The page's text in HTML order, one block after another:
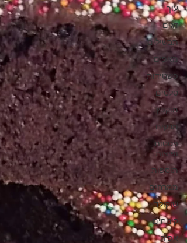
עוף
דגים
תבשילים
מאפים
פשטידות
סלטים
מוקפץ
מרקים
פסטות
ופיצות
תוספות
ממרחים
שוקולד
קינוחים
אפיה